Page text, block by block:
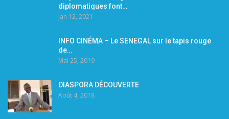
diplomatiques font…
Jan 12, 2021
INFO CINÉMA – Le SENEGAL sur le tapis rouge
de…
Mai 25, 2019
DIASPORA DÉCOUVERTE
Août 4, 2018